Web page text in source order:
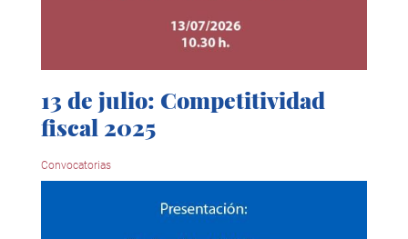
13 de julio: Competitividad
fiscal 2025
Convocatorias